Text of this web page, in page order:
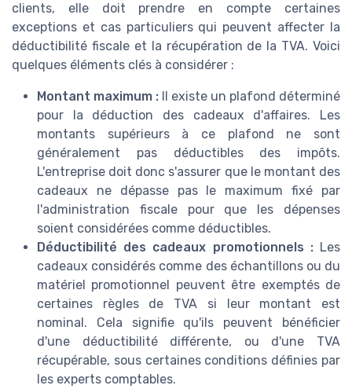
clients, elle doit prendre en compte certaines
exceptions et cas particuliers qui peuvent affecter la
déductibilité fiscale et la récupération de la TVA. Voici
quelques éléments clés à considérer :
Montant maximum : Il existe un plafond déterminé
pour la déduction des cadeaux d'affaires. Les
montants supérieurs à ce plafond ne sont
généralement pas déductibles des impôts.
L'entreprise doit donc s'assurer que le montant des
cadeaux ne dépasse pas le maximum fixé par
l'administration fiscale pour que les dépenses
soient considérées comme déductibles.
Déductibilité des cadeaux promotionnels :Les
cadeaux considérés comme des échantillons ou du
matériel promotionnel peuvent être exemptés de
certaines règles de TVA si leur montant est
nominal. Cela signifie qu'ils peuvent bénéficier
d'une déductibilité différente, ou d'une TVA
récupérable, sous certaines conditions définies par
les experts comptables.